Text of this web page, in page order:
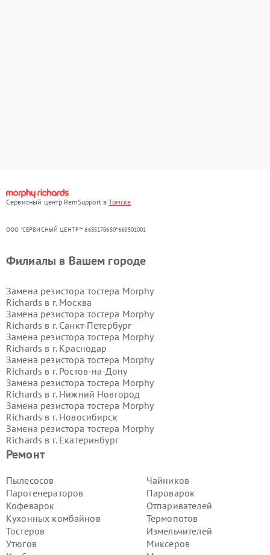
Сервисный центр RemSupport вТомске
ООО "СЕРВИСНЫЙ ЦЕНТР"* 6685170650*668501001
Ремонт
Пылесосов
Парогенераторов
Кофеварок
Кухонных комбайнов
Тостеров
Утюгов
Чайников
Пароварок
Отпаривателей
Термопотов
Измельчителей
Миксеров
Филиалы в Вашем городе
Замена резистора тостера Morphy
Richards в г. Москва
Замена резистора тостера Morphy
Richards в г. Санкт-Петербург
Замена резистора тостера Morphy
Richards в г. Краснодар
Замена резистора тостера Morphy
Richards в г. Ростов-на-Дону
Замена резистора тостера Morphy
Richards в г. Нижний Новгород
Замена резистора тостера Morphy
Richards в г. Новосибирск
Замена резистора тостера Morphy
Richards в г. Екатеринбург
Замена резистора тостера Morphy
Richards в г.
Richards в г.
Замена резистора тостера Morphy
Richards в г.
Замена резистора тостера Morphy
Richards в г.
Замена резистора тостера Morphy